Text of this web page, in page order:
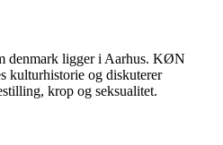
denmark ligger i Aarhus. KØN
kulturhistorie og diskuterer
krop og seksualitet.